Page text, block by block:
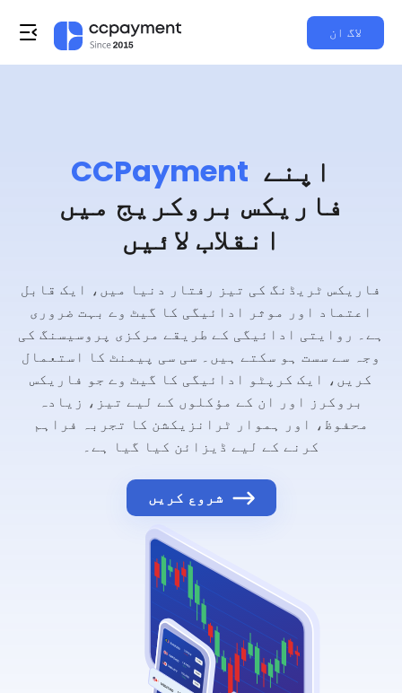
لاگ ان
CCPayment اپنے
فاریکس بروکریج میں
انقلاب لائیں
فاریکس ٹریڈنگ کی تیز رفتار دنیا میں، ایک قابل
اعتماد اور موثر ادائیگی کا گیٹ وے بہت ضروری
ہے۔ روایتی ادائیگی کے طریقے مرکزی پروسیسنگ کی
وجہ سے سست ہو سکتے ہیں۔ سی سی پیمنٹ کا استعمال
کریں، ایک کرپٹو ادائیگی کا گیٹ وے جو فاریکس
بروکرز اور ان کے مؤکلوں کے لیے تیز، زیادہ
محفوظ، اور ہموار ٹرانزیکشن کا تجربہ فراہم
کرنے کے لیے ڈیزائن کیا گیا ہے۔
شروع کریں